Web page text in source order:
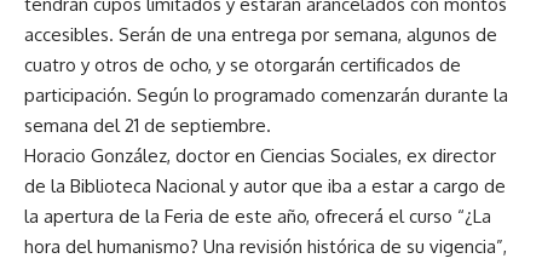
accesibles. Serán de una entrega por semana, algunos de
cuatro y otros de ocho, y se otorgarán certificados de
participación. Según lo programado comenzarán durante la
semana del 21 de septiembre.
Horacio González, doctor en Ciencias Sociales, ex director
de la Biblioteca Nacional y autor que iba a estar a cargo de
la apertura de la Feria de este año, ofrecerá el curso “¿La
hora del humanismo? Una revisión histórica de su vigencia”,